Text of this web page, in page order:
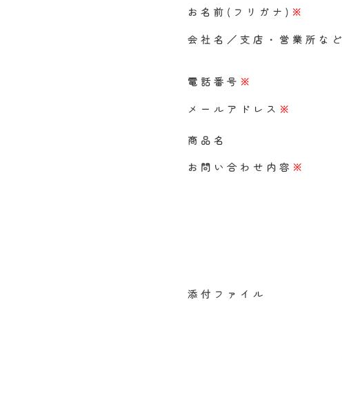
お名前(フリガナ) ※
会社名／支店・営業所など
電話番号 ※
メールアドレス ※
商品名
お問い合わせ内容 ※
添付ファイル